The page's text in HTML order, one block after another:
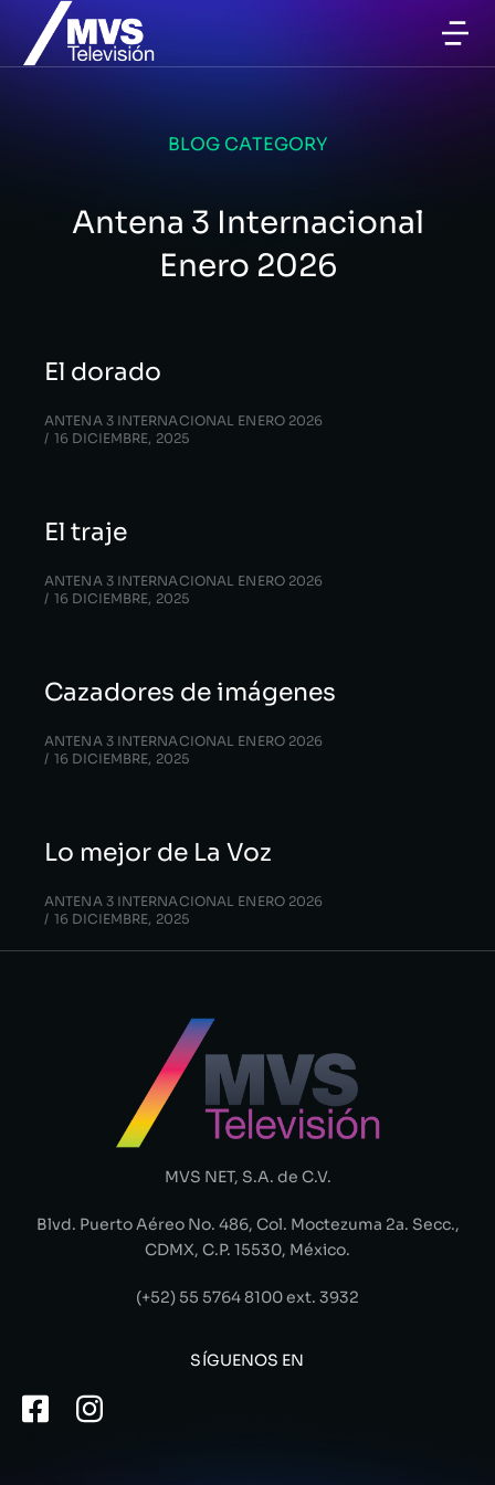
BLOG CATEGORY
Antena 3 Internacional
Enero 2026
El dorado
ANTENA 3 INTERNACIONAL ENERO 2026
16 DICIEMBRE, 2025
El traje
ANTENA 3 INTERNACIONAL ENERO 2026
16 DICIEMBRE, 2025
Cazadores de imágenes
ANTENA 3 INTERNACIONAL ENERO 2026
16 DICIEMBRE, 2025
Lo mejor de La Voz
ANTENA 3 INTERNACIONAL ENERO 2026
16 DICIEMBRE, 2025
MVS NET, S.A. de C.V.
Blvd. Puerto Aéreo No. 486, Col. Moctezuma 2a. Secc.,
CDMX, C.P. 15530, México.
(+52) 55 5764 8100 ext. 3932
SÍGUENOS EN